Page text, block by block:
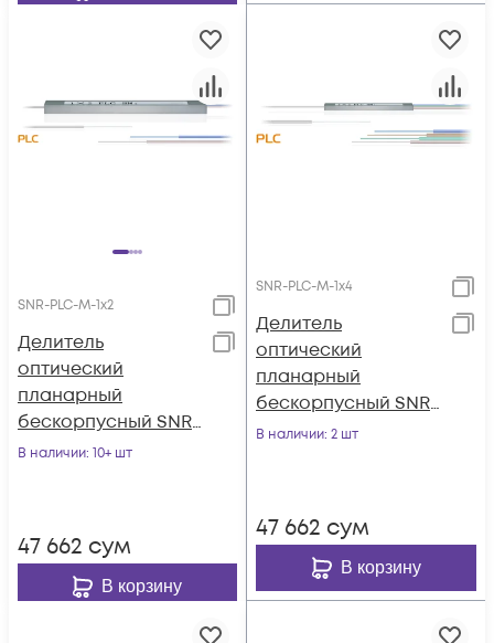
SNR-PLC-M-1x2
Делитель
оптический
планарный
бескорпусный SNR-
PLC-M-1x2
В наличии: 10+ шт
47 662 сум
В корзину
SNR-PLC-M-1x4
Делитель
оптический
планарный
бескорпусный SNR-
PLC-M-1x4
В наличии: 2 шт
47 662 сум
В корзину